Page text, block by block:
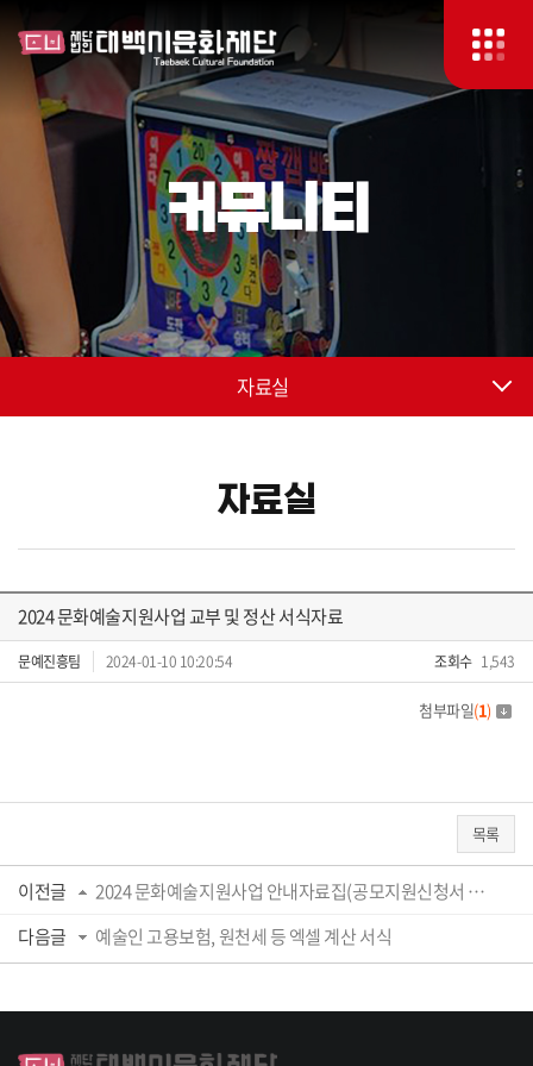
커뮤니티
자료실
자료실
2024 문화예술지원사업 교부 및 정산 서식자료
문예진흥팀 2024-01-10 10:20:54 조회수 1,543
첨부파일(1)
목록
이전글
2024 문화예술지원사업 안내자료집(공모지원신청서 포함)
다음글
예술인 고용보험, 원천세 등 엑셀 계산 서식